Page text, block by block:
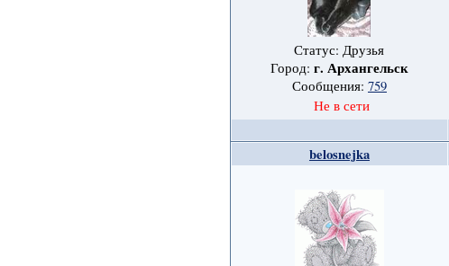
Статус: Друзья
Город: г. Архангельск
Сообщения: 759
Не в сети
belosnejka